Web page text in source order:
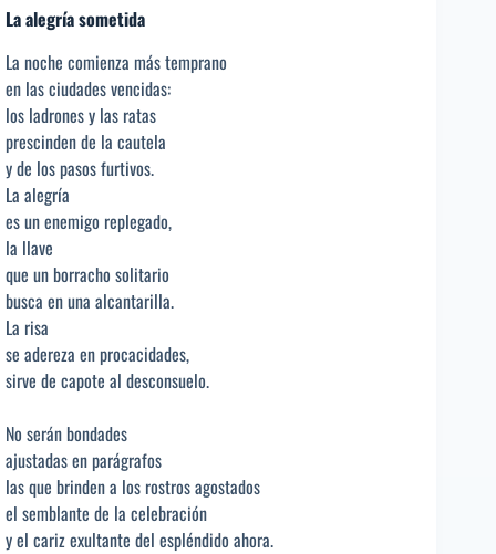
La alegría sometida
La noche comienza más temprano
en las ciudades vencidas:
los ladrones y las ratas
prescinden de la cautela
y de los pasos furtivos.
La alegría
es un enemigo replegado,
la llave
que un borracho solitario
busca en una alcantarilla.
La risa
se adereza en procacidades,
sirve de capote al desconsuelo.
No serán bondades
ajustadas en parágrafos
las que brinden a los rostros agostados
el semblante de la celebración
y el cariz exultante del espléndido ahora.